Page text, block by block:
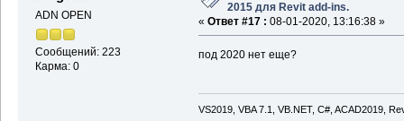
ADN OPEN
Сообщений: 223
Карма: 0
2015 для Revit add-ins.
« Ответ #17 : 08-01-2020, 13:16:38 »
под 2020 нет еще?
VS2019, VBA 7.1, VB.NET, C#, ACAD2019,